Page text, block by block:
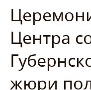
Центра
жюри